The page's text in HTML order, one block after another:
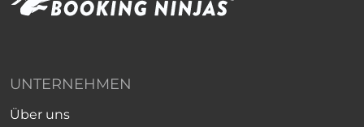
UNTERNEHMEN
Über uns